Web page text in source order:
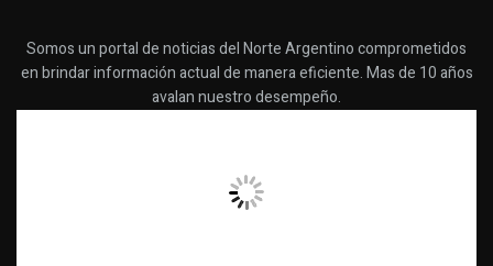
Somos un portal de noticias del Norte Argentino comprometidos
en brindar información actual de manera eficiente. Mas de 10 años
avalan nuestro desempeño.